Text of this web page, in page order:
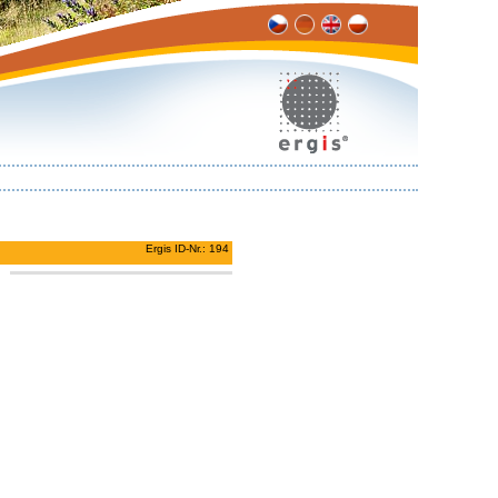
Ergis ID-Nr.: 194